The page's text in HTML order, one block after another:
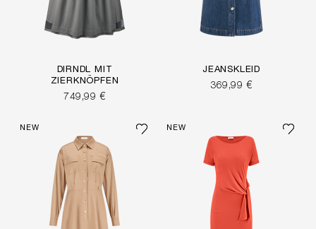
DIRNDL MIT
ZIERKNÖPFEN
749,99 €
JEANSKLEID
369,99 €
NEW NEW